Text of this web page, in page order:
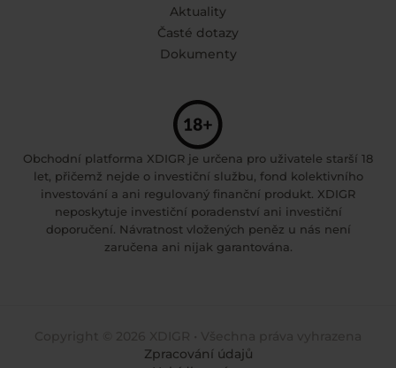
Aktuality
Časté dotazy
Dokumenty
Obchodní platforma XDIGR je určena pro uživatele starší 18
let, přičemž nejde o investiční službu, fond kolektivního
investování a ani regulovaný finanční produkt. XDIGR
neposkytuje investiční poradenství ani investiční
doporučení. Návratnost vložených peněz u nás není
zaručena ani nijak garantována.
Zpracování údajů